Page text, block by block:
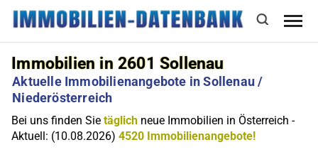
Immobilien in 2601 Sollenau
Aktuelle Immobilienangebote in Sollenau /
Niederösterreich
Bei uns finden Sietäglich neue Immobilien in Österreich -
Aktuell: (10.08.2026)4520 Immobilienangebote!